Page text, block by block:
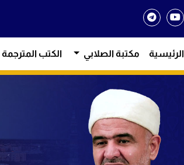
الرئيسية مكتبة الصلابي الكتب المترجمة